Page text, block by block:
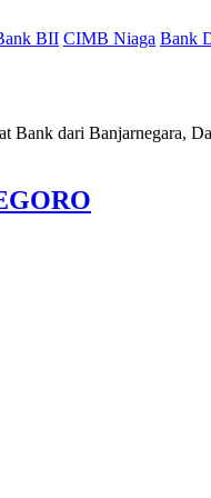
BII CIMB Niaga Bank
Bank dari Banjarnegara,